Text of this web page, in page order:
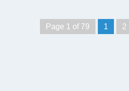
Page 1 of 79 1 2